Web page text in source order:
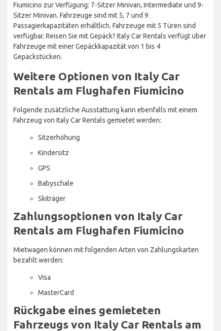
Fiumicino zur Verfügung: 7-Sitzer Minivan, Intermediate und 9-
Sitzer Minivan. Fahrzeuge sind mit 5, 7 und 9
Passagierkapazitäten erhältlich. Fahrzeuge mit 5 Türen sind
verfügbar. Reisen Sie mit Gepäck? Italy Car Rentals verfügt über
Fahrzeuge mit einer Gepäckkapazität von 1 bis 4
Gepäckstücken.
Weitere Optionen von Italy Car
Rentals am Flughafen Fiumicino
Folgende zusätzliche Ausstattung kann ebenfalls mit einem
Fahrzeug von Italy Car Rentals gemietet werden:
Sitzerhöhung
Kindersitz
GPS
Babyschale
Skiträger
Zahlungsoptionen von Italy Car
Rentals am Flughafen Fiumicino
Mietwagen können mit folgenden Arten von Zahlungskarten
bezahlt werden:
Visa
MasterCard
Rückgabe eines gemieteten
Fahrzeugs von Italy Car Rentals am